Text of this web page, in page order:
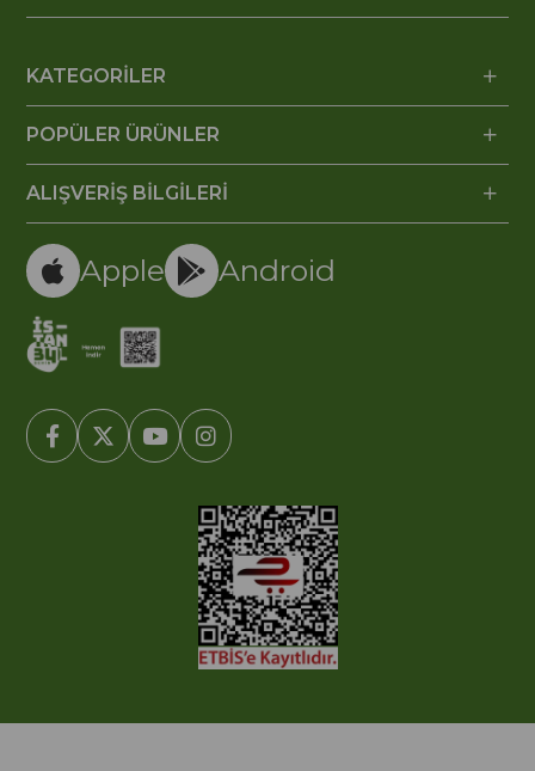
KATEGORİLER
POPÜLER ÜRÜNLER
ALIŞVERİŞ BİLGİLERİ
Apple Android